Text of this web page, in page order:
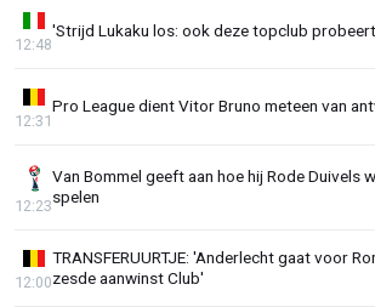
'Strijd Lukaku los: ook deze topclub
12:48
Pro League dient Vitor Bruno meteen van
12:31
Van Bommel geeft aan hoe hij Rode Duivels
spelen
12:23
TRANSFERUURTJE: 'Anderlecht gaat voor
zesde aanwinst Club'
12:00